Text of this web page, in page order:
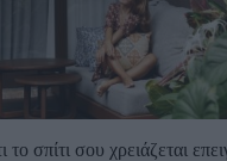
το σπίτι σου χρειάζεται